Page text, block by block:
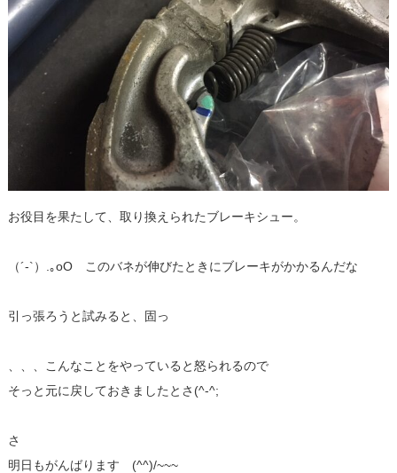
お役目を果たして、取り換えられたブレーキシュー。
（´-`）.｡oO このバネが伸びたときにブレーキがかかるんだな
引っ張ろうと試みると、固っ
、、、こんなことをやっていると怒られるので
そっと元に戻しておきましたとさ(^-^;
さ
明日もがんばります (^^)/~~~